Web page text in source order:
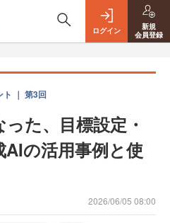
ログイン
新規
会員登録
ト ｜ 第3回
た、目標設定・
の活用事例と使
2026/06/05 08:00